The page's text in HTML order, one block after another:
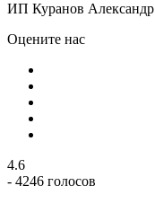
ИП Куранов
Оцените нас
4.6
- 4246 голосов